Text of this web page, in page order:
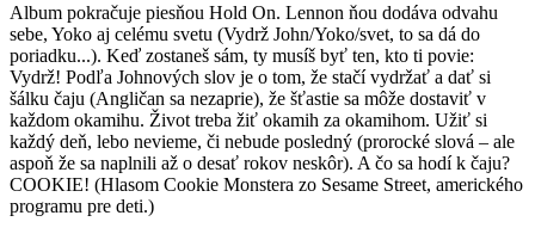
Album pokračuje piesňou Hold On. Lennon ňou dodáva odvahu
sebe, Yoko aj celému svetu (Vydrž John/Yoko/svet, to sa dá do
poriadku...). Keď zostaneš sám, ty musíš byť ten, kto ti povie:
Vydrž! Podľa Johnových slov je o tom, že stačí vydržať a dať si
šálku čaju (Angličan sa nezaprie), že šťastie sa môže dostaviť v
každom okamihu. Život treba žiť okamih za okamihom. Užiť si
každý deň, lebo nevieme, či nebude posledný (prorocké slová – ale
aspoň že sa naplnili až o desať rokov neskôr). A čo sa hodí k čaju?
COOKIE! (Hlasom Cookie Monstera zo Sesame Street, amerického
programu pre deti.)